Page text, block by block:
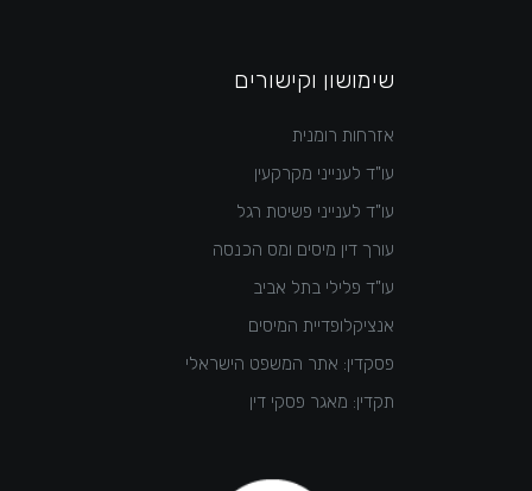
שימושון וקישורים
אזרחות רומנית
עו"ד לענייני מקרקעין
עו"ד לענייני פשיטת רגל
עורך דין מיסים ומס הכנסה
עו"ד פלילי בתל אביב
אנציקלופדיית המיסים
פסקדין: אתר המשפט הישראלי
תקדין: מאגר פסקי דין